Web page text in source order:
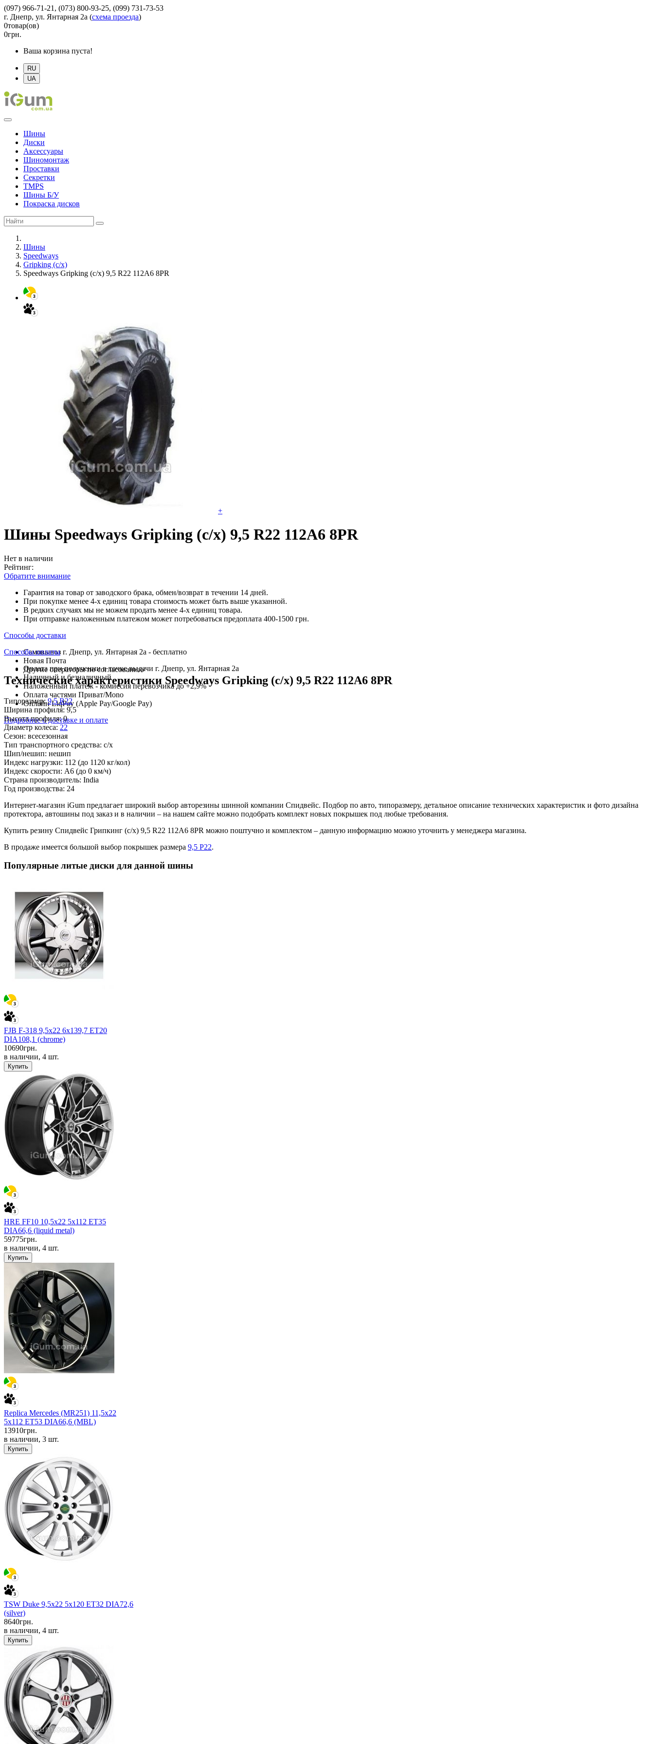
(097) 966-71-21, (073) 800-93-25, (099) 731-73-53
г. Днепр, ул. Янтарная 2а (схема проезда)
0товар(ов)
0грн.
Ваша корзина пуста!
RU
UA
Шины
Диски
Аксессуары
Шиномонтаж
Проставки
Секретки
TMPS
Шины Б/У
Покраска дисков
Шины
Speedways
Gripking (с/х)
Speedways Gripking (с/х) 9,5 R22 112A6 8PR
+
Шины Speedways Gripking (с/х) 9,5 R22 112A6 8PR
Нет в наличии
Рейтинг:
Обратите внимание
Гарантия на товар от заводского брака, обмен/возврат в течении 14 дней.
При покупке менее 4-х единиц товара стоимость может быть выше указанной.
В редких случаях мы не можем продать менее 4-х единиц товара.
При отправке наложенным платежом может потребоваться предоплата 400-1500 грн.
Способы доставки
Самовывоз г. Днепр, ул. Янтарная 2а - бесплатно
Новая Почта
Другие операторы по согласованию
Способы оплаты
Оплата при получении в точке выдачи г. Днепр, ул. Янтарная 2а
Наличный и безналичный
Наложенный платеж - комиссия перевозчика до +2,9%
Оплата частями Приват/Mono
Онлайн LiqPay (Apple Pay/Google Pay)
Подробнее о доставке и оплате
Технические характеристики Speedways Gripking (с/х) 9,5 R22 112A6 8PR
Типоразмер:9,5 R22
Ширина профиля: 9,5
Высота профиля:0
Диаметр колеса: 22
Сезон: всесезонная
Тип транспортного средства: с/х
Шип/нешип: нешип
Индекс нагрузки: 112 (до 1120 кг/кол)
Индекс скорости: A6 (до 0 км/ч)
Страна производитель: India
Год производства: 24
Интернет-магазин iGum предлагает широкий выбор авторезины шинной компании Спидвейс. Подбор по авто, типоразмеру, детальное описание технических характеристик и фото дизайна
протектора, автошины под заказ и в наличии – на нашем сайте можно подобрать комплект новых покрышек под любые требования.
Купить резину Спидвейс Грипкинг (с/х) 9,5 R22 112A6 8PR можно поштучно и комплектом – данную информацию можно уточнить у менеджера магазина.
В продаже имеется большой выбор покрышек размера 9,5 Р22.
Популярные литые диски для данной шины
FJB F-318 9,5x22 6x139,7 ET20
DIA108,1 (chrome)
10690грн.
в наличии, 4 шт.
Купить
HRE FF10 10,5x22 5x112 ET35
DIA66,6 (liquid metal)
59775грн.
в наличии, 4 шт.
Купить
Replica Mercedes (MR251) 11,5x22
5x112 ET53 DIA66,6 (MBL)
13910грн.
в наличии, 3 шт.
Купить
TSW Duke 9,5x22 5x120 ET32 DIA72,6
(silver)
8640грн.
в наличии, 4 шт.
Купить